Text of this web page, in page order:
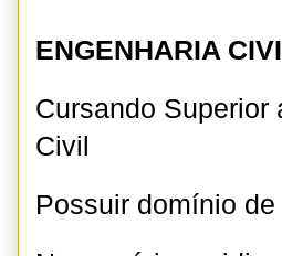
ENGENHARIA
Cursando Superior
Civil
Possuir domínio